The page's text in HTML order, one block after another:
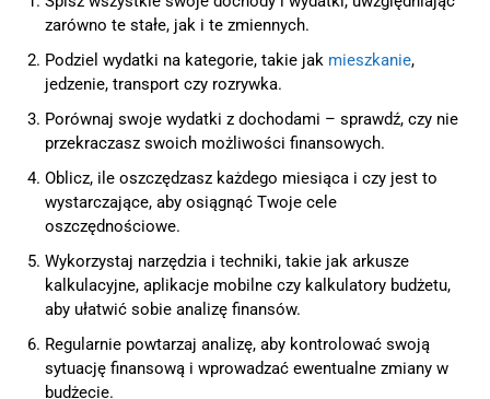
zarówno te stałe, jak i te zmiennych.
Podziel wydatki na kategorie, takie jak mieszkanie,
jedzenie, transport czy rozrywka.
Porównaj swoje wydatki z dochodami – sprawdź, czy nie
przekraczasz swoich możliwości finansowych.
Oblicz, ile oszczędzasz każdego miesiąca i czy jest to
wystarczające, aby osiągnąć Twoje cele
oszczędnościowe.
Wykorzystaj narzędzia i techniki, takie jak arkusze
kalkulacyjne, aplikacje mobilne czy kalkulatory budżetu,
aby ułatwić sobie analizę finansów.
Regularnie powtarzaj analizę, aby kontrolować swoją
sytuację finansową i wprowadzać ewentualne zmiany w
budżecie.